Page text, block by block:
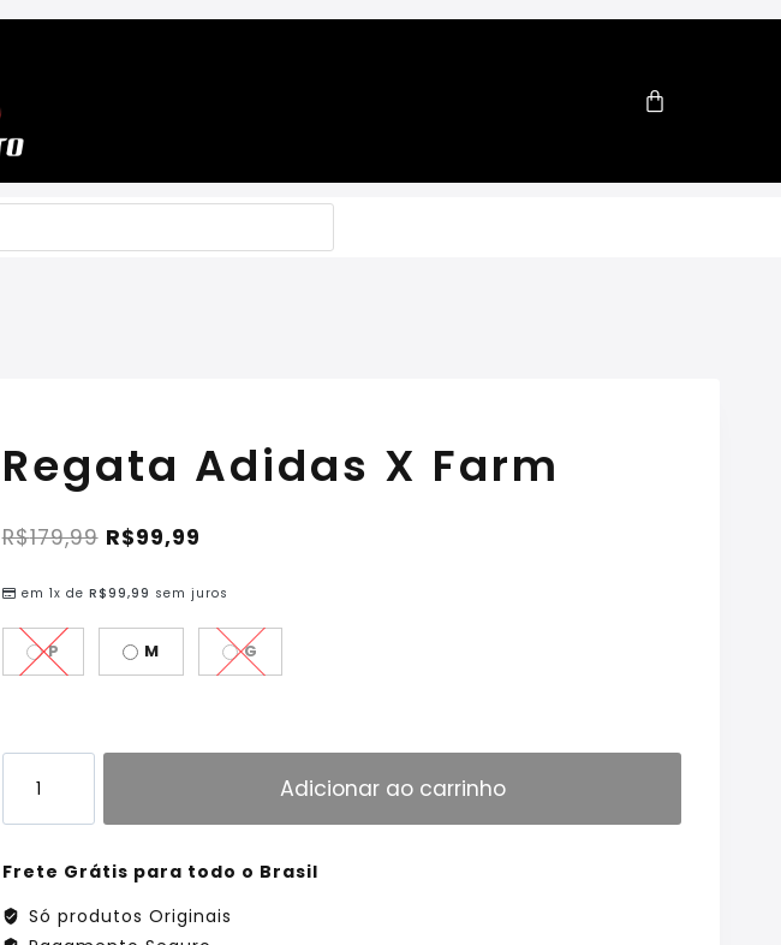
Regata Adidas X Farm
R$179,99 R$99,99
em 1x de R$99,99 sem juros
P M G
Adicionar ao carrinho
Frete Grátis para todo o Brasil
Só produtos Originais